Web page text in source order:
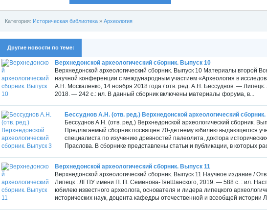
Категория: Историческая библиотека » Археология
Другие новости по теме:
Верхнедонской археологический сборник. Выпуск 10
Верхнедонской археологический сборник. Выпуск 10 Материалы второй
научной конференции с международным участием «Археология в
А.Н. Москаленко, 14 ноября 2018 года / отв. ред. А.Н. Бессуднов. —
2018. — 242 с.: ил. В данный сборник включены материалы форума, в...
Бессуднов А.Н. (отв. ред.) Верхнедонской археологический
Бессуднов А.Н. (отв. ред.) Верхнедонской археологический сборник.
Предлагаемый сборник посвящен 70-детнему юбилею выдающегося
специалиста по изучению древностей палеолита, доктора
Праслова. В сборнике представлены статьи и публикации, в которых
Верхнедонской археологический сборник. Выпуск 11
Верхнедонской археологический сборник. Выпуск 11 Научное издание /
Липецк : ЛГПУ имени П. П. Семенова-ТянШанского, 2019. — 588 с. : ил.
юбилею известного археолога, основателя и лидера липецкого
исторических наук, доцента кафедры отечественной и всеобщей истории